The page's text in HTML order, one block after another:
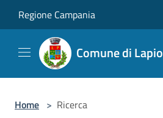
Regione Campania
Comune di Lapio
Home > Ricerca